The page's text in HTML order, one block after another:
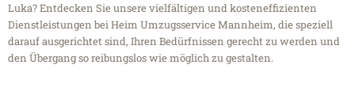
Luka? Entdecken Sie unsere vielfältigen und kosteneffizienten
Dienstleistungen bei Heim Umzugsservice Mannheim, die speziell
darauf ausgerichtet sind, Ihren Bedürfnissen gerecht zu werden und
den Übergang so reibungslos wie möglich zu gestalten.